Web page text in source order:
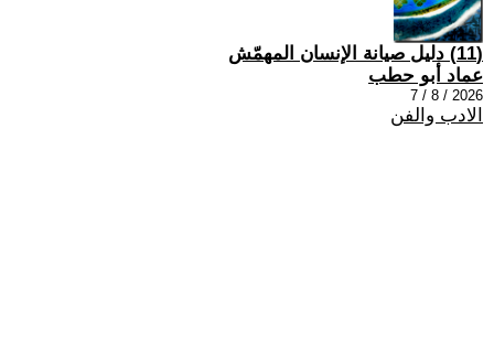
(11) دليل صيانة الإنسان المهمّش
عماد أبو حطب
2026 / 8 / 7
الادب والفن